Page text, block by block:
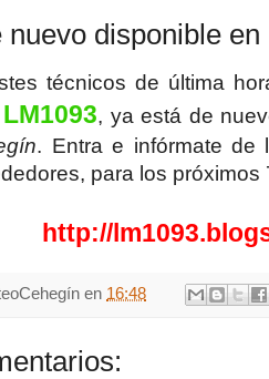
nuevo disponible
técnicos de última
LM1093, ya está de
. Entra e infórmate de
para los próximos
http://
en 16:48